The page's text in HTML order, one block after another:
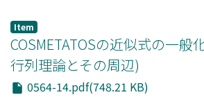
Item
COSMETATOSの近似式の一般
行列理論とその周辺)
0564-14.pdf(748.21 KB)